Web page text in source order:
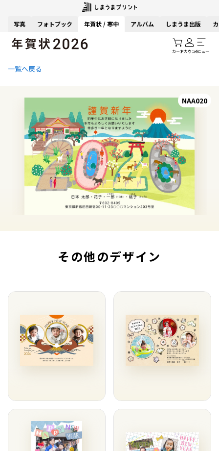
写真 フォトブック 年賀状 / 寒中 アルバム しまうま出版
カートアカウントメニュー
一覧へ戻る
NAA020
その他のデザイン